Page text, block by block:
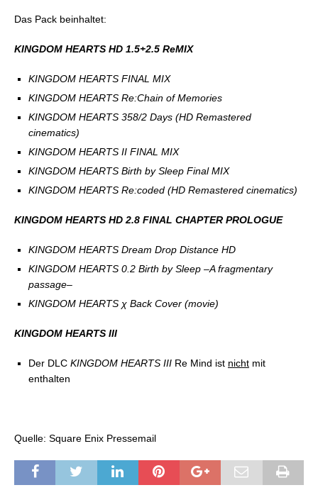
Das Pack beinhaltet:
KINGDOM HEARTS HD 1.5+2.5 ReMIX
KINGDOM HEARTS FINAL MIX
KINGDOM HEARTS Re:Chain of Memories
KINGDOM HEARTS 358/2 Days (HD Remastered
cinematics)
KINGDOM HEARTS II FINAL MIX
KINGDOM HEARTS Birth by Sleep Final MIX
KINGDOM HEARTS Re:coded (HD Remastered cinematics)
KINGDOM HEARTS HD 2.8 FINAL CHAPTER PROLOGUE
KINGDOM HEARTS Dream Drop Distance HD
KINGDOM HEARTS 0.2 Birth by Sleep –A fragmentary
passage–
KINGDOM HEARTS χ Back Cover (movie)
KINGDOM HEARTS III
Der DLC KINGDOM HEARTS III Re Mind ist nicht mit
enthalten
Quelle: Square Enix Pressemail